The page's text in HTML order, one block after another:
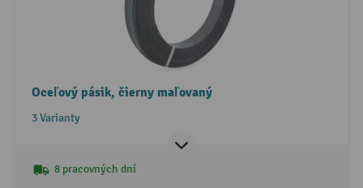
Oceľový pásik, čierny maľovaný
3 Varianty
8 pracovných dní